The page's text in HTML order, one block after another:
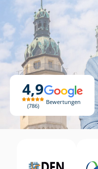
4,9
786
Bewertungen